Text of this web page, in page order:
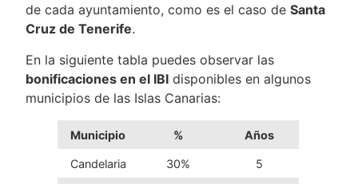
de cada ayuntamiento, como es el caso deSanta
Cruz de Tenerife.
En la siguiente tabla puedes observar las
bonificaciones en el IBI disponibles en algunos
municipios de las Islas Canarias:
Municipio % Años
Candelaria 30% 5